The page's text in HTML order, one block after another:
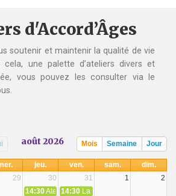
d'Accord’Âges
soutenir et maintenir la qualité de vie
cela, une palette d’ateliers divers et
vous pouvez les consulter via le
Mois Semaine Jour
août 2026
jeu. ven. sam.
dim.
29 30 31 1
2
14:30Atelier bien être socio esthétique
14:30 La petite parenthèse -